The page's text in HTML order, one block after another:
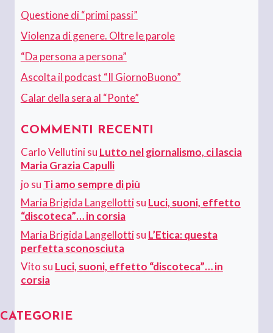
Questione di “primi passi”
Violenza di genere. Oltre le parole
“Da persona a persona”
Ascolta il podcast “Il GiornoBuono”
Calar della sera al “Ponte”
COMMENTI RECENTI
Carlo Vellutinisu Lutto nel giornalismo, ci lascia
Maria Grazia Capulli
jo su Ti amo sempre di più
Maria Brigida Langellottisu Luci, suoni, effetto
“discoteca”… in corsia
Maria Brigida Langellottisu L’Etica: questa
perfetta sconosciuta
Vito su Luci, suoni, effetto “discoteca”… in
corsia
CATEGORIE